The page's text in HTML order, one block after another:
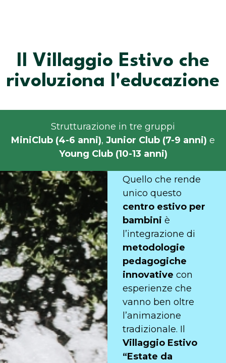
Il Villaggio Estivo che
rivoluziona l'educazione
Strutturazione in tre gruppi
MiniClub (4-6 anni), Junior Club (7-9 anni) e
Young Club (10-13 anni)
Quello che rende
unico questo
centro estivo per
bambini è
l’integrazione di
metodologie
pedagogiche
innovative con
esperienze che
vanno ben oltre
l’animazione
tradizionale. Il
Villaggio Estivo
“Estate da